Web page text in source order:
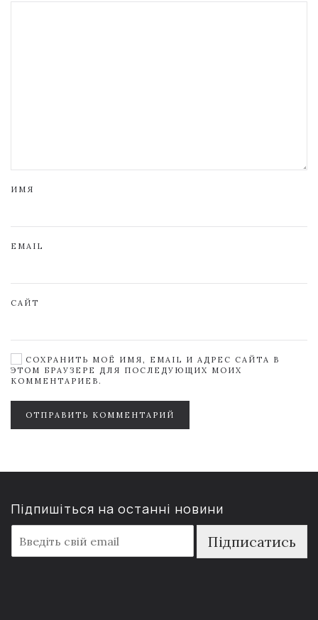
ИМЯ
EMAIL
САЙТ
СОХРАНИТЬ МОЁ ИМЯ, EMAIL И АДРЕС САЙТА В
ЭТОМ БРАУЗЕРЕ ДЛЯ ПОСЛЕДУЮЩИХ МОИХ
КОММЕНТАРИЕВ.
ОТПРАВИТЬ КОММЕНТАРИЙ
Підпишіться на останні новини
m
a
Підписатись